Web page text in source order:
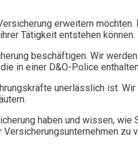
erweitern
Tätigkeit entstehen können.
beschäftigen. Wir
in einer D&O-Police
unerlässlich ist.
haben und wissen, wie